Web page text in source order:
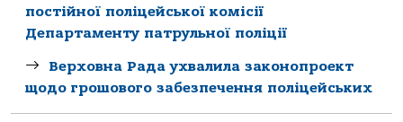
постійної поліцейської комісії
Департаменту патрульної поліції
Верховна Рада ухвалила законопроект
щодо грошового забезпечення поліцейських